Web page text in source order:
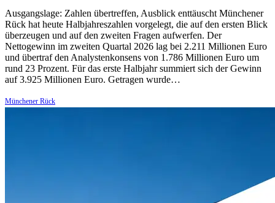
Ausgangslage: Zahlen übertreffen, Ausblick enttäuscht Münchener
Rück hat heute Halbjahreszahlen vorgelegt, die auf den ersten Blick
überzeugen und auf den zweiten Fragen aufwerfen. Der
Nettogewinn im zweiten Quartal 2026 lag bei 2.211 Millionen Euro
und übertraf den Analystenkonsens von 1.786 Millionen Euro um
rund 23 Prozent. Für das erste Halbjahr summiert sich der Gewinn
auf 3.925 Millionen Euro. Getragen wurde…
Münchener Rück